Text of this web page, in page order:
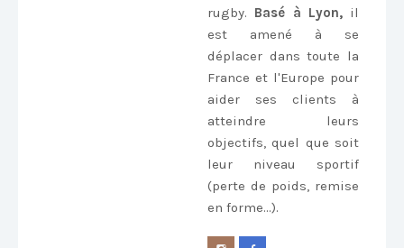
rugby. Basé à Lyon,il
est amené à se
déplacer dans toute la
France et l'Europe pour
aider ses clients à
atteindre leurs
objectifs, quel que soit
leur niveau sportif
(perte de poids, remise
en forme...).